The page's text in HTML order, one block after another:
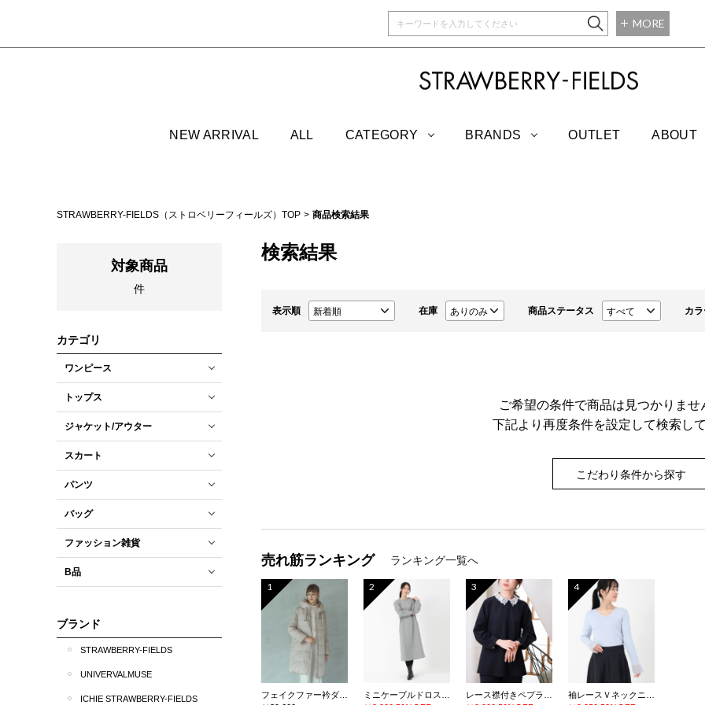
MORE
NEW ARRIVAL ALL CATEGORY BRANDS OUTLET ABOUT
STRAWBERRY-FIELDS（ストロベリーフィールズ）TOP 商品検索結果
対象商品
件
カテゴリ
ワンピース
トップス
ジャケット/アウター
スカート
パンツ
バッグ
ファッション雑貨
B品
ブランド
STRAWBERRY-FIELDS
UNIVERVALMUSE
ICHIE STRAWBERRY-FIELDS
検索結果
表示順 在庫 商品ステータス カ
ご希望の条件で商品は見つかりませ
下記より再度条件を設定して検索して
こだわり条件から探す
売れ筋ランキング ランキング一覧へ
1 2 3 4